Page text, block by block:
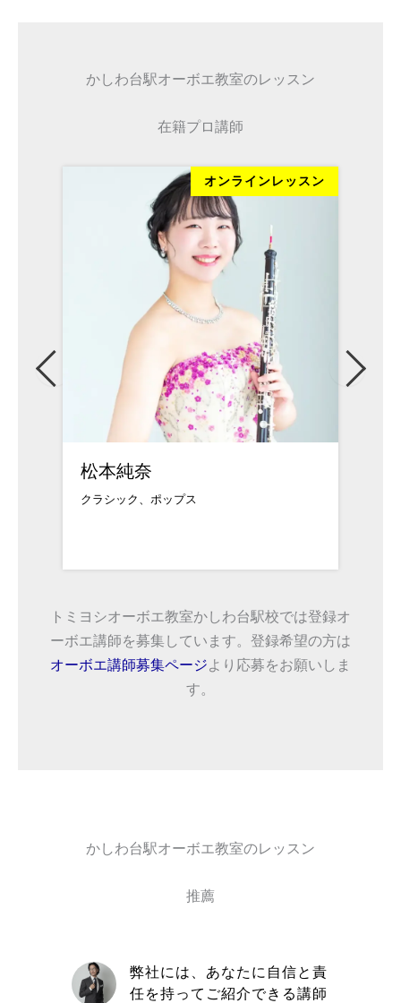
かしわ台駅オーボエ教室のレッスン
在籍プロ講師
オンラインレッスン
松本純奈
クラシック、ポップス
トミヨシオーボエ教室かしわ台駅校では登録オ
ーボエ講師を募集しています。登録希望の方は
オーボエ講師募集ページより応募をお願いしま
す。
かしわ台駅オーボエ教室のレッスン
推薦
取材を通してトミヨシオーボ
エ教室の信念や在籍している